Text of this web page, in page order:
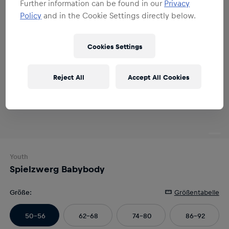
Youth
Spielzwerg Babybody
Größe: Größentabelle
50-56 62-68 74-80 86-92
Further information can be found in our Privacy
Policy and in the Cookie Settings directly below.
Cookies Settings
Reject All Accept All Cookies